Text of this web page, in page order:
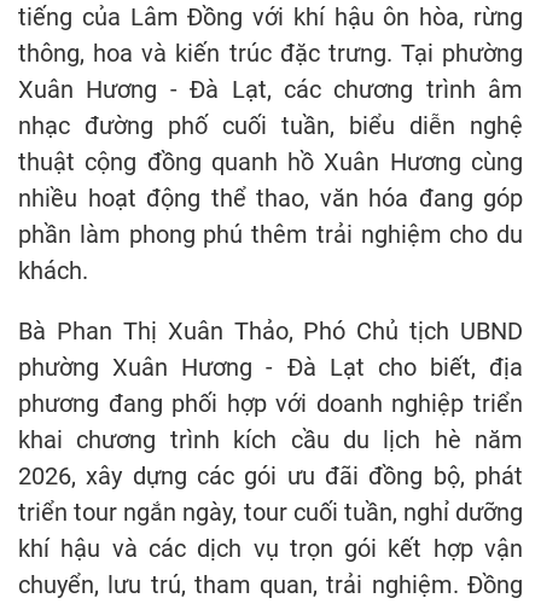
tiếng của Lâm Đồng với khí hậu ôn hòa, rừng
thông, hoa và kiến trúc đặc trưng. Tại phường
Xuân Hương - Đà Lạt, các chương trình âm
nhạc đường phố cuối tuần, biểu diễn nghệ
thuật cộng đồng quanh hồ Xuân Hương cùng
nhiều hoạt động thể thao, văn hóa đang góp
phần làm phong phú thêm trải nghiệm cho du
khách.
Bà Phan Thị Xuân Thảo, Phó Chủ tịch UBND
phường Xuân Hương - Đà Lạt cho biết, địa
phương đang phối hợp với doanh nghiệp triển
khai chương trình kích cầu du lịch hè năm
2026, xây dựng các gói ưu đãi đồng bộ, phát
triển tour ngắn ngày, tour cuối tuần, nghỉ dưỡng
khí hậu và các dịch vụ trọn gói kết hợp vận
chuyển, lưu trú, tham quan, trải nghiệm. Đồng